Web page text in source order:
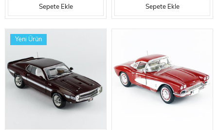
(MCACN), SERGILEMEYE HAZIR
METAL ARABA MODELI
Sepete Ekle
Q5 TURQUOISE, SERGILEMEYE
Sepete Ekle
Yeni Ürün